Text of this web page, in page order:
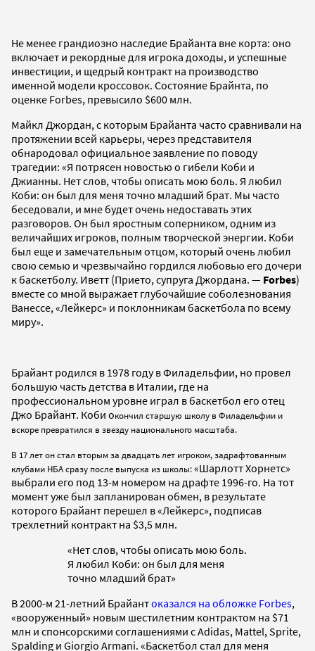
Не менее грандиозно наследие Брайанта вне корта: оно
включает и рекордные для игрока доходы, и успешные
инвестиции, и щедрый контракт на производство
именной модели кроссовок. Состояние Брайнта, по
оценке Forbes, превысило $600 млн.
Майкл Джордан, с которым Брайанта часто сравнивали на
протяжении всей карьеры, через представителя
обнародовал официальное заявление по поводу
трагедии: «Я потрясен новостью о гибели Коби и
Джианны. Нет слов, чтобы описать мою боль. Я любил
Коби: он был для меня точно младший брат. Мы часто
беседовали, и мне будет очень недоставать этих
разговоров. Он был яростным соперником, одним из
величайших игроков, полным творческой энергии. Коби
был еще и замечательным отцом, который очень любил
свою семью и чрезвычайно гордился любовью его дочери
к баскетболу. Иветт (Прието, супруга Джордана. — Forbes)
вместе со мной выражает глубочайшие соболезнования
Ванессе, «Лейкерс» и поклонникам баскетбола по всему
миру».
Брайант родился в 1978 году в Филадельфии, но провел
большую часть детства в Италии, где на
профессиональном уровне играл в баскетбол его отец
Джо Брайант. Коби окончил старшую школу в Филадельфии и
вскоре превратился в звезду национального масштаба.
В 17 лет он стал вторым за двадцать лет игроком, задрафтованным
клубами НБА сразу после выпуска из школы:«Шарлотт Хорнетс»
выбрали его под 13-м номером на драфте 1996-го. На тот
момент уже был запланирован обмен, в результате
которого Брайант перешел в «Лейкерс», подписав
трехлетний контракт на $3,5 млн.
«Нет слов, чтобы описать мою боль.
Я любил Коби: он был для меня
точно младший брат»
В 2000-м 21-летний Брайантоказался на обложке Forbes,
«вооруженный» новым шестилетним контрактом на $71
млн и спонсорскими соглашениями с Adidas, Mattel, Sprite,
Spalding и Giorgio Armani. «Баскетбол стал для меня